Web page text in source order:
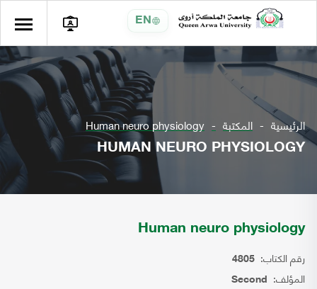
EN
الرئيسية المكتبة Human neuro physiology
HUMAN NEURO PHYSIOLOGY
Human neuro physiology
رقم الكتاب: 4805
المؤلف: Second